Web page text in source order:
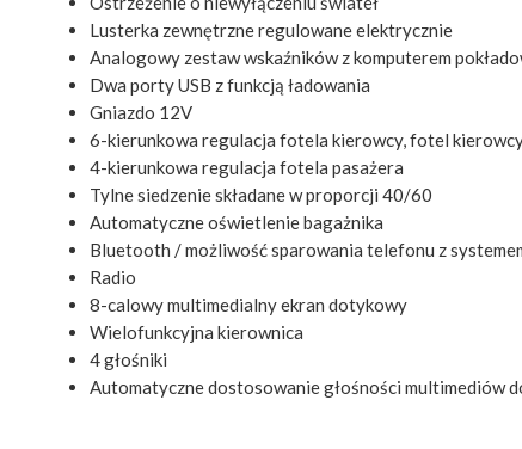
Lusterka zewnętrzne regulowane elektrycznie
Analogowy zestaw wskaźników z komputerem
Dwa porty USB z funkcją ładowania
Gniazdo 12V
6-kierunkowa regulacja fotela kierowcy, fotel
4-kierunkowa regulacja fotela pasażera
Tylne siedzenie składane w proporcji 40/60
Automatyczne oświetlenie bagażnika
Bluetooth / możliwość sparowania telefonu z
Radio
8-calowy multimedialny ekran dotykowy
Wielofunkcyjna kierownica
4 głośniki
Automatyczne dostosowanie głośności multimediów